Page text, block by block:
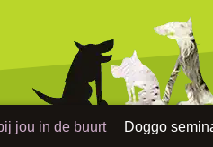
jou in de buurt Doggo